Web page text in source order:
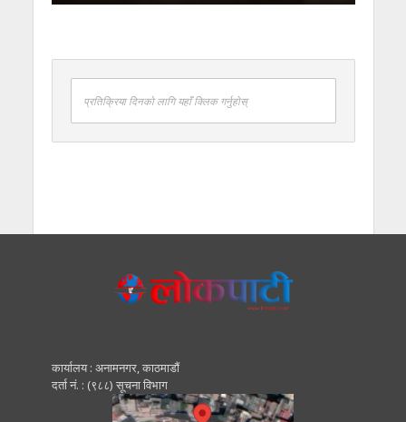
प्रतिक्रिया दिनको लागि यहाँ क्लिक गर्नुहोस्
कार्यालय : अनामनगर, काठमाडाैं
दर्ता नं. : (९८८) सूचना विभाग